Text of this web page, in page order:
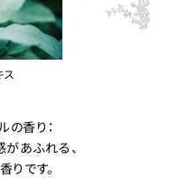
の香り：
があふれる、
りです。